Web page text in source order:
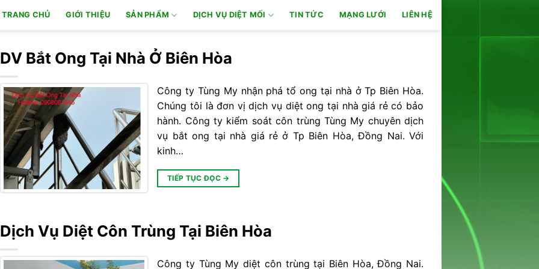
TRANG CHỦ GIỚI THIỆU SẢN PHẨM DỊCH VỤ DIỆT MỐI TIN TỨC MẠNG LƯỚI LIÊN HỆ
DV Bắt Ong Tại Nhà Ở Biên Hòa
Công ty Tùng My nhận phá tổ ong tại nhà ở Tp Biên Hòa.
Chúng tôi là đơn vị dịch vụ diệt ong tại nhà giá rẻ có bảo
hành. Công ty kiểm soát côn trùng Tùng My chuyên dịch
vụ bắt ong tại nhà giá rẻ ở Tp Biên Hòa, Đồng Nai. Với
kinh…
TIẾP TỤC ĐỌC →
Dịch Vụ Diệt Côn Trùng Tại Biên Hòa
Công ty Tùng My diệt côn trùng tại Biên Hòa, Đồng Nai.